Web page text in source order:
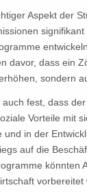
Aspekt der
davor, dass ein
sondern
auch fest, dass
Vorteile mit
und in der
auf die
könnten
vorbereitet